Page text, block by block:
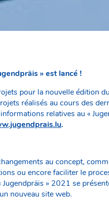
» est lancé !
pour la nouvelle édition
réalisés au cours des
relatives au «
.
au concept,
ou encore faciliter le
» 2021 se
nouveau site web.